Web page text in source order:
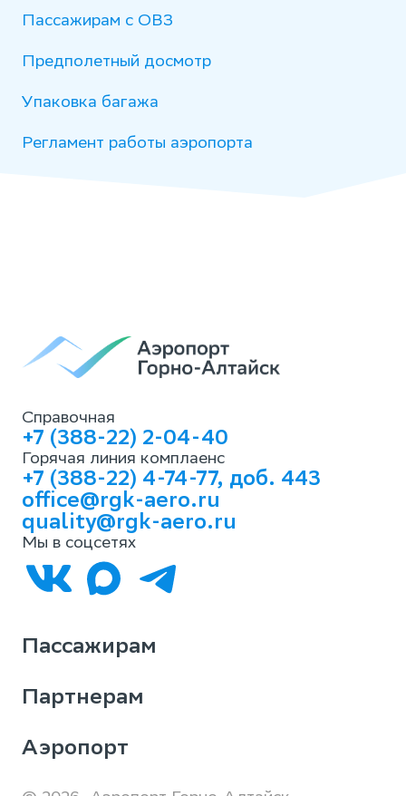
Пассажирам с ОВЗ
Предполетный досмотр
Упаковка багажа
Регламент работы аэропорта
Справочная
+7 (388-22) 2-04-40
Горячая линия комплаенс
+7 (388-22) 4-74-77, доб. 443
office@rgk-aero.ru
quality@rgk-aero.ru
Мы в соцсетях
Пассажирам
Партнерам
Аэропорт